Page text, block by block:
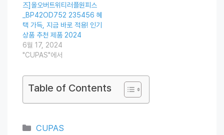
즈]올오버트위티러플원피스
_BP42OD752 235456 혜
택 가득, 지금 바로 적용! 인기
상품 추천 제품 2024
6월 17, 2024
"CUPAS"에서
Table of Contents
Categories
CUPAS